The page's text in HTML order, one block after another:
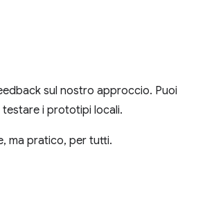
sul nostro approccio. Puoi
testare i prototipi locali.
ma pratico, per tutti.